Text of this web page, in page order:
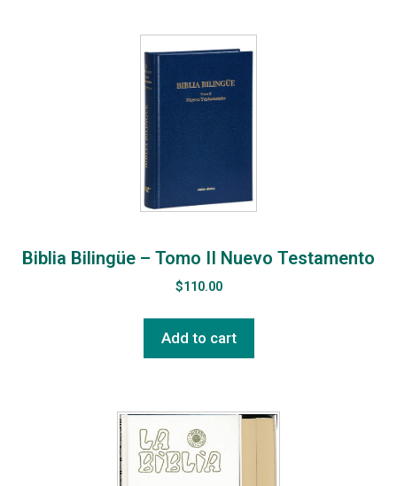
Biblia Bilingüe – Tomo II Nuevo Testamento
$110.00
Add to cart